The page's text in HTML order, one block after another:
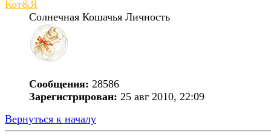
Кот&Я
Солнечная Кошачья Личность
Сообщения: 28586
Зарегистрирован: 25 авг 2010, 22:09
Вернуться к началу